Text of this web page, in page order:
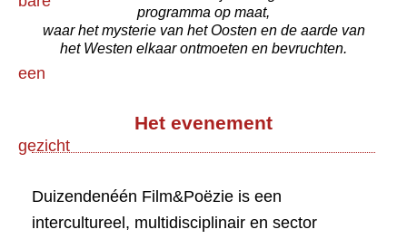
programma op maat,
waar het mysterie van het Oosten en de aarde van
het Westen elkaar ontmoeten en bevruchten.
Het evenement
Duizendenéén Film&Poëzie is een
intercultureel, multidisciplinair en sector